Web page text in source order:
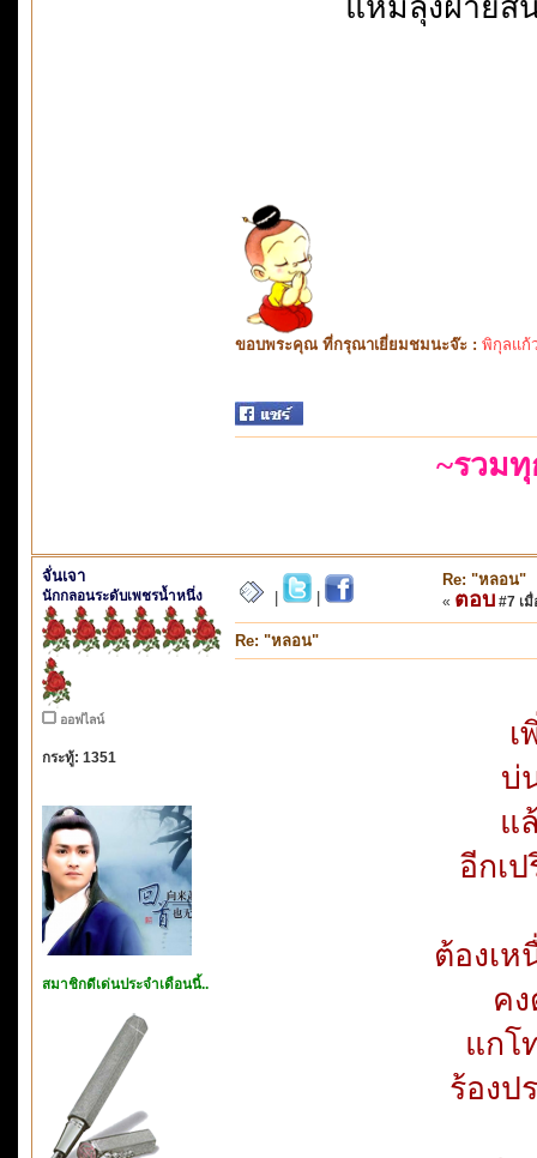
ขอบพระคุณ ที่กรุณาเยี่ยมชมนะจ๊ะ : พิกุลแก้
~รวม
จั่นเจา
นักกลอนระดับเพชรน้ำหนึ่ง
ออฟไลน์
กระทู้: 1351
สมาชิกดีเด่นประจำเดือนนี้..
Re: "หลอน"
« ตอบ #7 เมื่
Re: "หลอน"
เ
บ่
แ
อีกเ
ต้องเ
คง
แกโ
ร้องป